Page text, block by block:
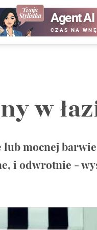
Agent AI
CZAS NA
w
mocnej
i odwrotnie -